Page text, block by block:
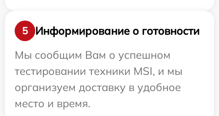
5
Информирование о готовности
Мы сообщим Вам о успешном
тестировании техники MSI, и мы
организуем доставку в удобное
место и время.